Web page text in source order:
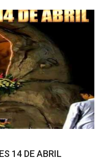
14 DE ABRIL